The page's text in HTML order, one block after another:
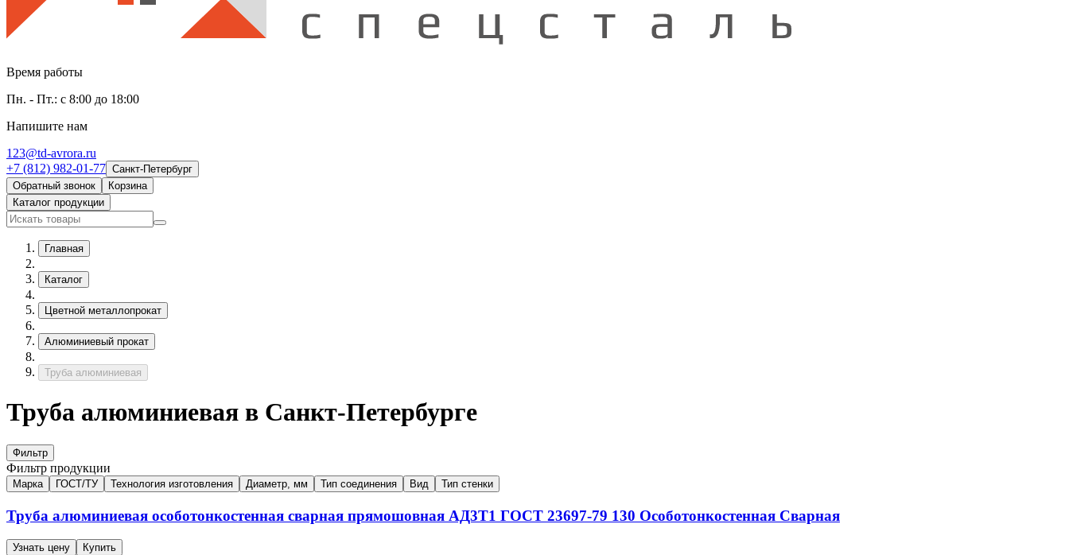
Время работы
Пн. - Пт.: с 8:00 до 18:00
Напишите нам
123@td-avrora.ru
+7 (812) 982-01-77 Санкт-Петербург
Обратный звонок
Корзина
Каталог продукции
Главная
Каталог
Цветной металлопрокат
Алюминиевый прокат
Труба алюминиевая
Труба алюминиевая в Санкт-Петербурге
Фильтр
Фильтр продукции
Марка ГОСТ/ТУ Технология изготовления Диаметр, мм Тип соединения Вид Тип стенки
Труба алюминиевая особотонкостенная сварная прямошовная АД3Т1 ГОСТ 23697-79 130 Особотонкостенная Сварная
Узнать цену Купить